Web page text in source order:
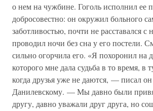
о нем на чужбине. Гоголь исполнил ее
добросовестно: он окружил больного
заботливостью, почти не расставался
проводил ночи без сна у его постели.
сильно огорчила его. «Я похоронил на
которого мне дала судьба в то время, в
когда друзья уже не даются, — писал он
Данилевскому. — Мы давно были
другу, давно уважали друг друга, но